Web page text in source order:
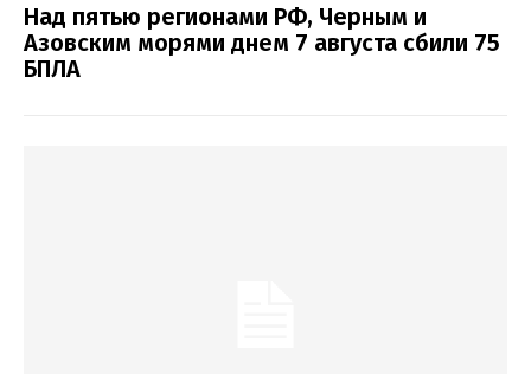
Над пятью регионами РФ, Черным и
Азовским морями днем 7 августа сбили 75
БПЛА